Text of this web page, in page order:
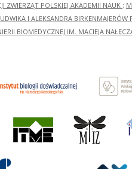
ZWIERZĄT POLSKIEJ AKADEMII NAUK ;
I ALEKSANDRA BIRKENMAJERÓW
BIOMEDYCZNEJ IM. MACIEJA